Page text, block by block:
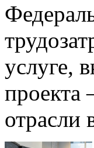
услуге,
проекта
отрасли